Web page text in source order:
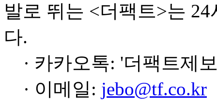
발로 뛰는 <더팩트>는
다.
· 카카오톡: '더팩트제
· 이메일: jebo@tf.co.kr